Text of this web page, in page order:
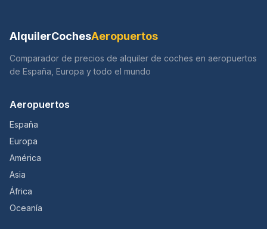
AlquilerCochesAeropuertos
Comparador de precios de alquiler de coches en aeropuertos
de España, Europa y todo el mundo
Aeropuertos
España
Europa
América
Asia
África
Oceanía